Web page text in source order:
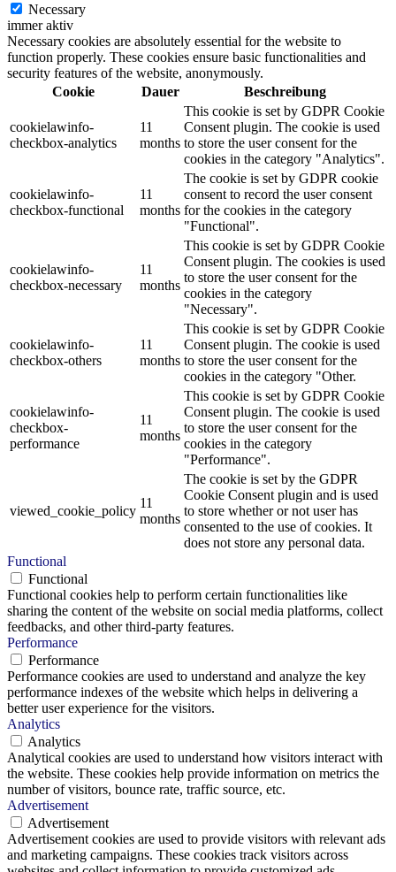
Necessary
immer aktiv
Necessary cookies are absolutely essential for the website to
function properly. These cookies ensure basic functionalities and
security features of the website, anonymously.
Cookie
Dauer Beschreibung
cookielawinfo-
checkbox-analytics
11
months
This cookie is set by GDPR Cookie
Consent plugin. The cookie is used
to store the user consent for the
cookies in the category "Analytics".
cookielawinfo-
checkbox-functional
11
months
The cookie is set by GDPR cookie
consent to record the user consent
for the cookies in the category
"Functional".
cookielawinfo-
checkbox-necessary
11
months
This cookie is set by GDPR Cookie
Consent plugin. The cookies is used
to store the user consent for the
cookies in the category
"Necessary".
cookielawinfo-
checkbox-others
11
months
This cookie is set by GDPR Cookie
Consent plugin. The cookie is used
to store the user consent for the
cookies in the category "Other.
cookielawinfo-
checkbox-
performance
11
months
This cookie is set by GDPR Cookie
Consent plugin. The cookie is used
to store the user consent for the
cookies in the category
"Performance".
viewed_cookie_policy
11
months
The cookie is set by the GDPR
Cookie Consent plugin and is used
to store whether or not user has
consented to the use of cookies. It
does not store any personal data.
Functional
Functional
Functional cookies help to perform certain functionalities like
sharing the content of the website on social media platforms, collect
feedbacks, and other third-party features.
Performance
Performance
Performance cookies are used to understand and analyze the key
performance indexes of the website which helps in delivering a
better user experience for the visitors.
Analytics
Analytics
Analytical cookies are used to understand how visitors interact with
the website. These cookies help provide information on metrics the
number of visitors, bounce rate, traffic source, etc.
Advertisement
Advertisement
Advertisement cookies are used to provide visitors with relevant ads
and marketing campaigns. These cookies track visitors across